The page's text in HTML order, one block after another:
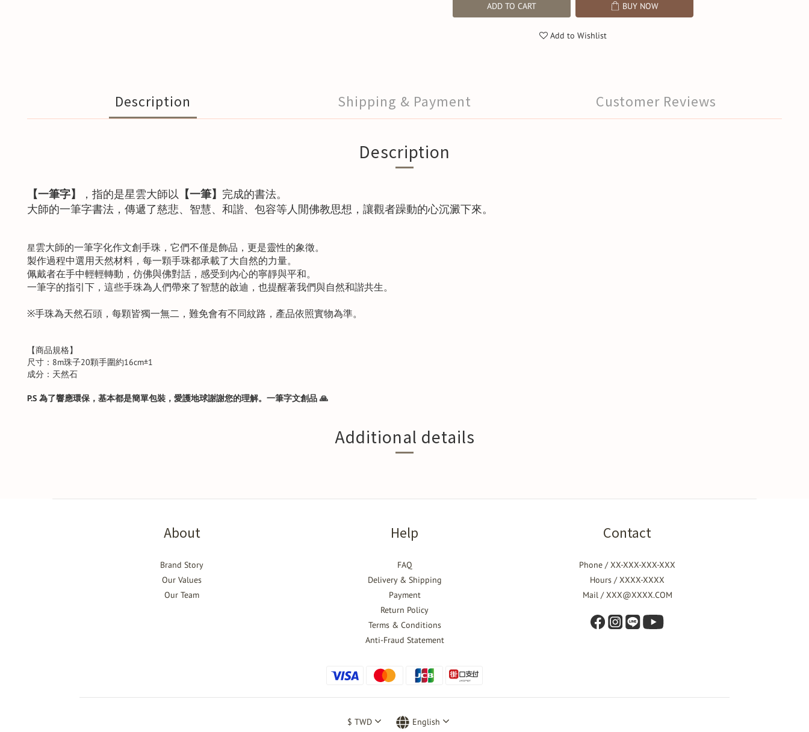
ADD TO CART BUY NOW
Add to Wishlist
Description Shipping & Payment Customer Reviews
Description
【一筆字】 ，指的是星雲大師以 【一筆】 完成的書法。
大師的一筆字書法，傳遞了慈悲、智慧、和諧、包容等人閒佛教思想，讓觀者躁動的心沉澱下來。
星雲大師的一筆字化作文創手珠，它們不僅是飾品，更是靈性的象徵。
製作過程中選用天然材料，每一顆手珠都承載了大自然的力量。
佩戴者在手中輕輕轉動，仿佛與佛對話，感受到內心的寧靜與平和。
一筆字的指引下，這些手珠為人們帶來了智慧的啟迪，也提醒著我們與自然和諧共生。
※手珠為天然石頭，每顆皆獨一無二，難免會有不同紋路，產品依照實物為準。
【商品規格】
尺寸：8m珠子20顆手圍約16cm±1
成分：天然石
P.S 為了響應環保，基本都是簡單包裝，愛護地球謝謝您的理解。 一筆字文創品 🙏
Additional details
About
Brand Story
Our Values
Our Team
Help
FAQ
Delivery & Shipping
Payment
Return Policy
Terms & Conditions
Anti-Fraud Statement
Contact
Phone / XX-XXX-XXX-XXX
Hours / XXXX-XXXX
Mail / XXX@XXXX.COM
$ TWD English